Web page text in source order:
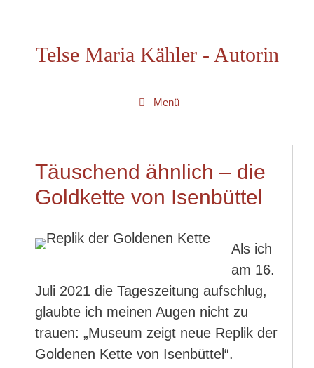
springenTelse Maria Kähler - Autorin
Menü
Täuschend ähnlich – die
Goldkette von Isenbüttel
Als ich
am 16.
Juli 2021 die Tageszeitung aufschlug,
glaubte ich meinen Augen nicht zu
trauen: „Museum zeigt neue Replik der
Goldenen Kette von Isenbüttel“.